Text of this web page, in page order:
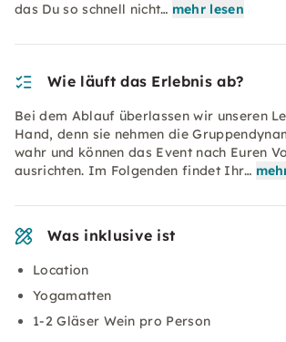
das Du so schnell nicht… mehr lesen
Wie läuft das Erlebnis ab?
Bei dem Ablauf überlassen wir unseren
Hand, denn sie nehmen die
wahr und können das Event nach Euren
ausrichten. Im Folgenden findet Ihr…
Was inklusive ist
Location
Yogamatten
1-2 Gläser Wein pro Person